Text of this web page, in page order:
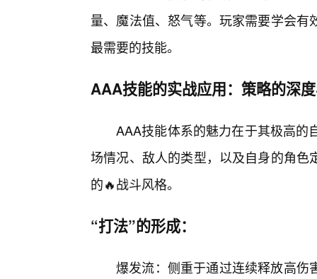
量、魔法值、怒气等。玩家需要学会
最需要的技能。
AAA技能的实战应用：策略的深
AAA技能体系的魅力在于其极高的
场情况、敌人的类型，以及自身的角
的🔥战斗风格。
“打法”的形成：
爆发流：侧重于通过连续释放高伤